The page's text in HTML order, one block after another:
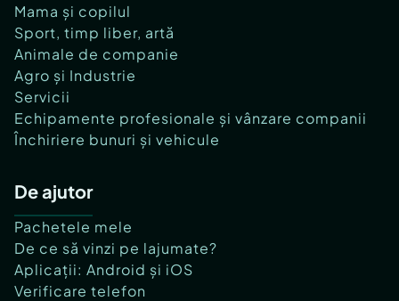
Mama și copilul
Sport, timp liber, artă
Animale de companie
Agro și Industrie
Servicii
Echipamente profesionale și vânzare companii
Închiriere bunuri și vehicule
De ajutor
Pachetele mele
De ce să vinzi pe lajumate?
Aplicații: Android și iOS
Verificare telefon